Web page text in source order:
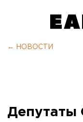
← НОВОСТИ
Депутаты